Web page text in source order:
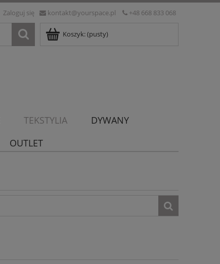
kontakt@yourspace.pl +48 668 833 068
Zaloguj się
Koszyk:(pusty)
TEKSTYLIA
DYWANY
OUTLET